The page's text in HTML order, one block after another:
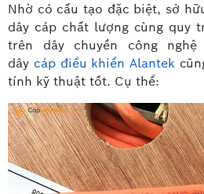
Nhờ có cấu tạo đặc biệt, sở
dây cáp chất lượng cùng quy
trên dây chuyền công
dây cáp điểu khiển Alantek
tính kỹ thuật tốt. Cụ thể: